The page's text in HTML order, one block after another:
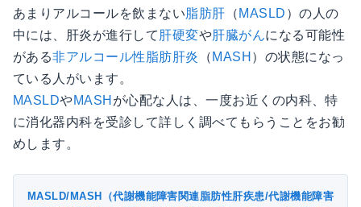
あまりアルコールを飲まない脂肪肝 （ MASLD ）の人の
中には、肝炎が進行して肝硬変や肝臓がんになる可能性
がある非アルコール性脂肪肝炎 （ MASH ）の状態になっ
ている人がいます。
MASLDやMASH が心配な人は、一度お近くの内科、特
に消化器内科を受診して詳しく調べてもらうことをお勧
めします。
MASLD/MASH（代謝機能障害関連脂肪性肝疾患/代謝機能障害